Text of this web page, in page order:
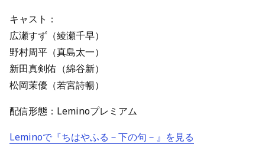
キャスト：
広瀬すず（綾瀬千早）
野村周平（真島太一）
新田真剣佑（綿谷新）
松岡茉優（若宮詩暢）
配信形態：Leminoプレミアム
Leminoで『ちはやふる－下の句－』を見る